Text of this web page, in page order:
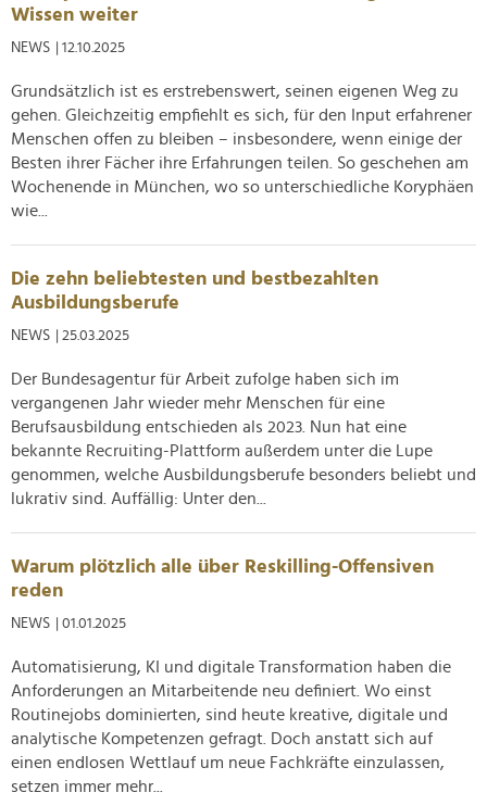
Wissen weiter
NEWS | 12.10.2025
Grundsätzlich ist es erstrebenswert, seinen eigenen Weg zu
gehen. Gleichzeitig empfiehlt es sich, für den Input erfahrener
Menschen offen zu bleiben – insbesondere, wenn einige der
Besten ihrer Fächer ihre Erfahrungen teilen. So geschehen am
Wochenende in München, wo so unterschiedliche Koryphäen
wie...
Die zehn beliebtesten und bestbezahlten
Ausbildungsberufe
NEWS | 25.03.2025
Der Bundesagentur für Arbeit zufolge haben sich im
vergangenen Jahr wieder mehr Menschen für eine
Berufsausbildung entschieden als 2023. Nun hat eine
bekannte Recruiting-Plattform außerdem unter die Lupe
genommen, welche Ausbildungsberufe besonders beliebt und
lukrativ sind. Auffällig: Unter den...
Warum plötzlich alle über Reskilling-Offensiven
reden
NEWS | 01.01.2025
Automatisierung, KI und digitale Transformation haben die
Anforderungen an Mitarbeitende neu definiert. Wo einst
Routinejobs dominierten, sind heute kreative, digitale und
analytische Kompetenzen gefragt. Doch anstatt sich auf
einen endlosen Wettlauf um neue Fachkräfte einzulassen,
setzen immer mehr...